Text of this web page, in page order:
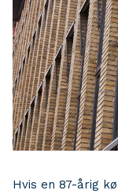
Hvis en 87-årig